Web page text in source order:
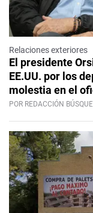
Relaciones exteriores
El presidente
EE.UU. por los
molestia en el
POR REDACCIÓN